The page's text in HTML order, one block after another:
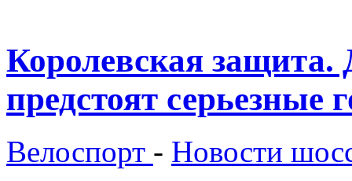
Королевская
предстоят серьезные
Велоспорт - Новости